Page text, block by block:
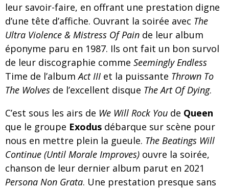
leur savoir-faire, en offrant une prestation digne
d’une tête d’affiche. Ouvrant la soirée avec The
Ultra Violence & Mistress Of Pain de leur album
éponyme paru en 1987. Ils ont fait un bon survol
de leur discographie comme Seemingly Endless
Time de l’albumAct III et la puissante Thrown To
The Wolves de l’excellent disque The Art Of Dying.
C’est sous les airs de We Will Rock You de Queen
que le groupe Exodus débarque sur scène pour
nous en mettre plein la gueule. The Beatings Will
Continue (Until Morale Improves) ouvre la soirée,
chanson de leur dernier album parut en 2021
Persona Non Grata. Une prestation presque sans